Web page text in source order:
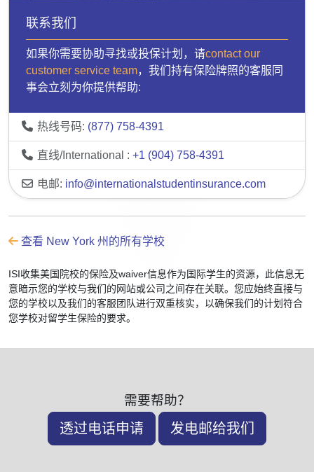
联系我们
如果你需要协助寻找或投保计划，请contact our
customer service team，我们持有保险牌照的客服同
事会立刻为你提供帮助:
热线号码: (877) 758-4391
直线/International : +1 (904) 758-4391
电邮: info@internationalstudentinsurance.com
查看 New York 州的所有学校
ISI收集美国院校的保险及waiver信息作为国际学生的资源，此信息无
意暗示您的学校与我们的网站或公司之间存在关联。您应始终直接与
您的学校以及我们的客服团队进行双重核实，以确保我们的计划符合
您学校对留学生保险的要求。
需要帮助？
透过电话申请 发电邮给我们